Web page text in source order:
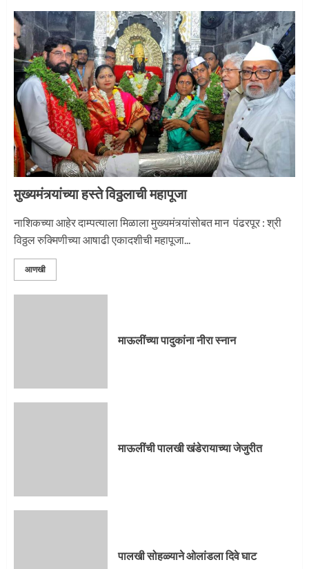
1
2
नगरच्या काळे दाम्पत्याला महापूजेचा मान
3
मुख्यमंत्र्यांच्या हस्ते विठ्ठलाची महापूजा
नाशिकच्या आहेर दाम्पत्याला मिळाला मुख्यमंत्र्यांसोबत मान पंढरपूर : श्री
विठ्ठल रुक्मिणीच्या आषाढी एकादशीची महापूजा...
आणखी
माऊलींच्या पादुकांना नीरा स्नान
माऊलींची पालखी खंडेरायाच्या जेजुरीत
पालखी सोहळ्याने ओलांडला दिवे घाट